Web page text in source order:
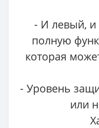
- И левый,
полную
которая
- Уровень
или